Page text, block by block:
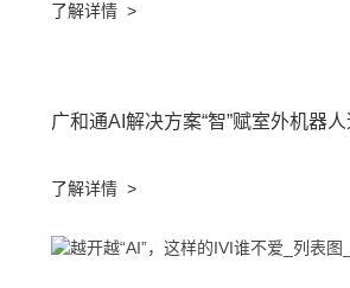
了解详情 >
广和通AI解决方案“智”赋室外机器人
了解详情 >